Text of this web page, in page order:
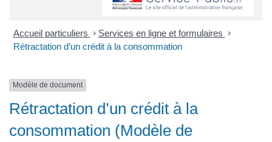
Accueil particuliers > Services en ligne et formulaires >
Rétractation d’un crédit à la consommation
Modèle de document
Rétractation d’un crédit à la
consommation (Modèle de